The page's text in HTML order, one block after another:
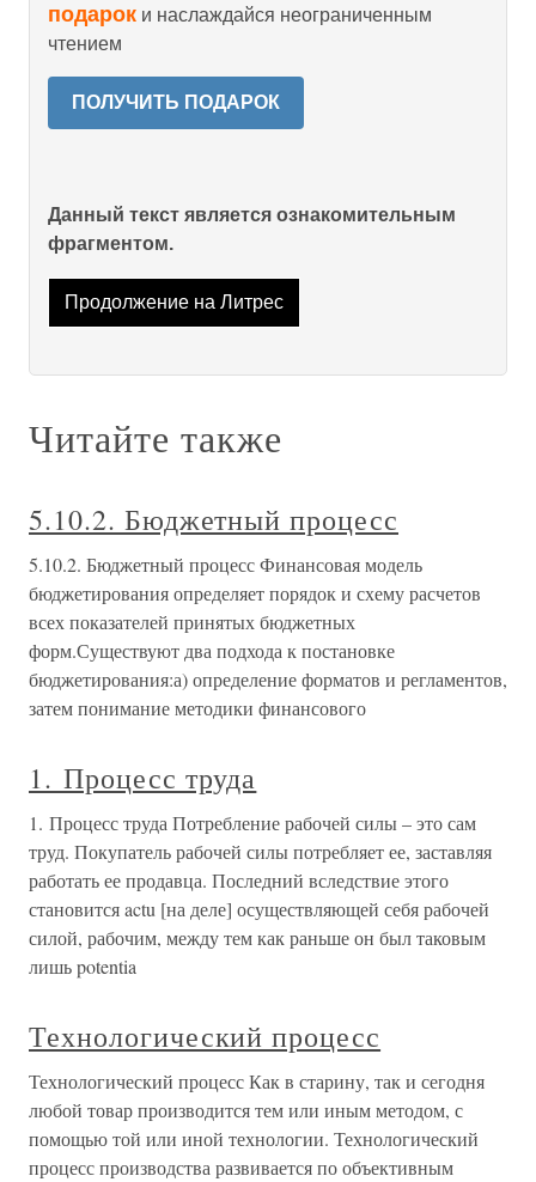
подарок и наслаждайся неограниченным
чтением
ПОЛУЧИТЬ ПОДАРОК
Данный текст является ознакомительным
фрагментом.
Продолжение на Литрес
Читайте также
5.10.2. Бюджетный процесс
5.10.2. Бюджетный процесс Финансовая модель
бюджетирования определяет порядок и схему расчетов
всех показателей принятых бюджетных
форм.Существуют два подхода к постановке
бюджетирования:а) определение форматов и регламентов,
затем понимание методики финансового
1. Процесс труда
1. Процесс труда Потребление рабочей силы – это сам
труд. Покупатель рабочей силы потребляет ее, заставляя
работать ее продавца. Последний вследствие этого
становится actu [на деле] осуществляющей себя рабочей
силой, рабочим, между тем как раньше он был таковым
лишь potentia
Технологический процесс
Технологический процесс Как в старину, так и сегодня
любой товар производится тем или иным методом, с
помощью той или иной технологии. Технологический
процесс производства развивается по объективным